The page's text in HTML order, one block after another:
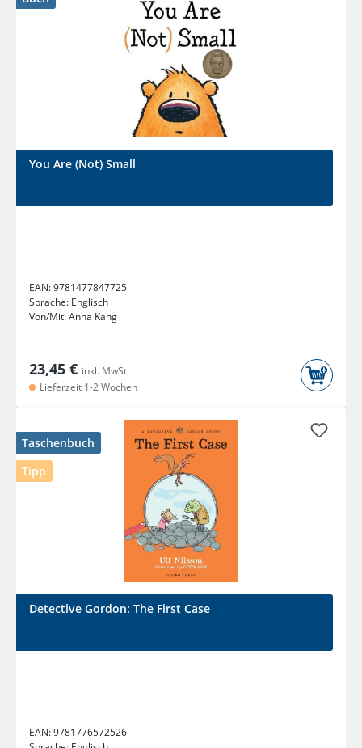
You Are (Not) Small
EAN:9781477847725
Sprache: Englisch
Von/Mit:Anna Kang
23,45 € inkl. MwSt.
Lieferzeit 1-2 Wochen
Taschenbuch
Tipp
Detective Gordon: The First Case
EAN:9781776572526